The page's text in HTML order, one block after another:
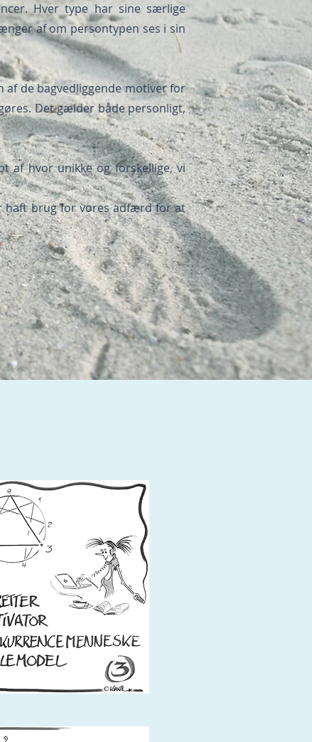
Hver type har sine særlige
af om persontypen ses i sin
af de bagvedliggende motiver for
Det gælder både personligt,
af hvor unikke og forskellige, vi
haft brug for vores adfærd for at